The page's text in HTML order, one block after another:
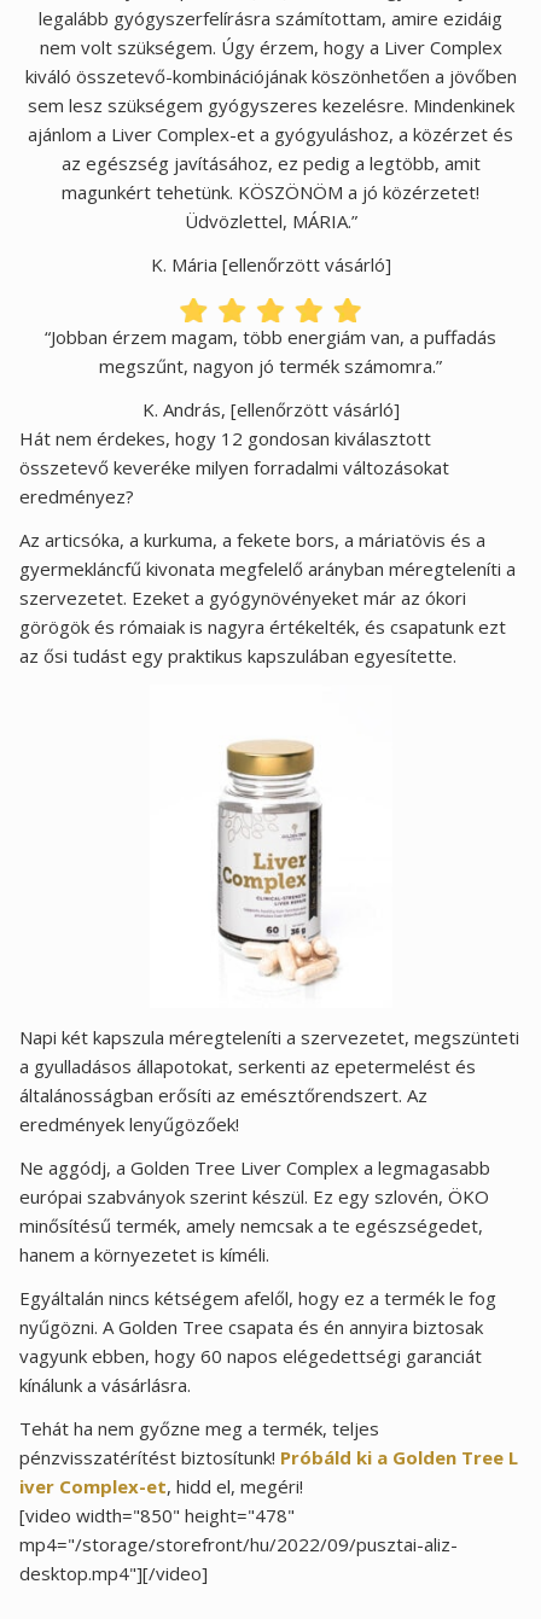
legalább gyógyszerfelírásra számítottam, amire ezidáig
nem volt szükségem. Úgy érzem, hogy a Liver Complex
kiváló összetevő-kombinációjának köszönhetően a jövőben
sem lesz szükségem gyógyszeres kezelésre. Mindenkinek
ajánlom a Liver Complex-et a gyógyuláshoz, a közérzet és
az egészség javításához, ez pedig a legtöbb, amit
magunkért tehetünk. KÖSZÖNÖM a jó közérzetet!
Üdvözlettel, MÁRIA.”
K. Mária [ellenőrzött vásárló]
“Jobban érzem magam, több energiám van, a puffadás
megszűnt, nagyon jó termék számomra.”
K. András, [ellenőrzött vásárló]
Hát nem érdekes, hogy 12 gondosan kiválasztott
összetevő keveréke milyen forradalmi változásokat
eredményez?
Az articsóka, a kurkuma, a fekete bors, a máriatövis és a
gyermekláncfű kivonata megfelelő arányban méregteleníti a
szervezetet. Ezeket a gyógynövényeket már az ókori
görögök és rómaiak is nagyra értékelték, és csapatunk ezt
az ősi tudást egy praktikus kapszulában egyesítette.
Napi két kapszula méregteleníti a szervezetet, megszünteti
a gyulladásos állapotokat, serkenti az epetermelést és
általánosságban erősíti az emésztőrendszert. Az
eredmények lenyűgözőek!
Ne aggódj, a Golden Tree Liver Complex a legmagasabb
európai szabványok szerint készül. Ez egy szlovén, ÖKO
minősítésű termék, amely nemcsak a te egészségedet,
hanem a környezetet is kíméli.
Egyáltalán nincs kétségem afelől, hogy ez a termék le fog
nyűgözni. A Golden Tree csapata és én annyira biztosak
vagyunk ebben, hogy 60 napos elégedettségi garanciát
kínálunk a vásárlásra.
Tehát ha nem győzne meg a termék, teljes
pénzvisszatérítést biztosítunk! Próbáld ki a Golden Tree L
iver Complex-et, hidd el, megéri!
[video width="850" height="478"
mp4="/storage/storefront/hu/2022/09/pusztai-aliz-
desktop.mp4"][/video]